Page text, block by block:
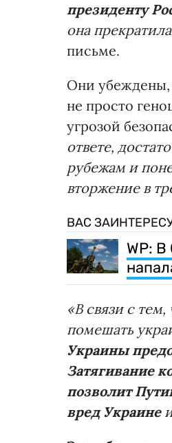
президенту
она
письме.
Они убеждены,
не просто
угрозой
ответе,
рубежам и
вторжение в
ВАС
WP:
«В связи с
помешать
Украины
Затягивание
позволит
вред Украинеи